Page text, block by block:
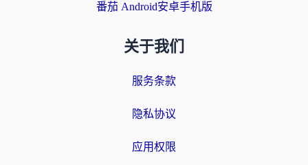
番茄 Android安卓手机版
关于我们
服务条款
隐私协议
应用权限